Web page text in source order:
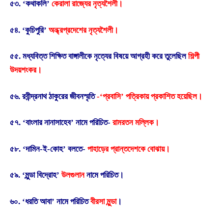
৫৩. ‘কথাকলি’ কেরালা রাজ্যের নৃত্যশৈলী।
৫৪. ‘কুচিপুরি’ অন্ধ্রপ্রদেশের নৃত্যশৈলী।
৫৫. মধ্যবিত্ত শিক্ষিত বাঙ্গালীকে নৃত্যের বিষয়ে আগ্রহী করে তুলেছিলশিল্পী
উদয়শংকর।
৫৬. রবীন্দ্রনাথ ঠাকুরের জীবনস্মৃতি-‘প্রবাসি’ পত্রিকায় প্রকাশিত হয়েছিল।
৫৭. ‘বাংলার নানাসাহেব’ নামে পরিচিত- রামরতন মল্লিক।
৫৮. ‘দামিন-ই-কোহ’ বলতে- পাহাড়ের প্রান্তদেশকে বোঝায়।
৫৯. ‘মুন্ডা বিদ্রোহ’ উলগুলাননামে পরিচিত।
৬০. ‘ধরতি আবা’ নামে পরিচিতবীরসা মুন্ডা।